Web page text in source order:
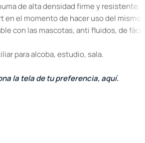
de alta densidad firme y resistente,
en el momento de hacer uso del mismo.
con las mascotas, anti fluidos, de fácil
para alcoba, estudio, sala.
la tela de tu preferencia, aquí.